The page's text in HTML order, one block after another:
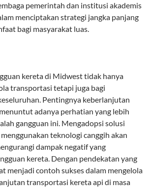
pemerintah dan institusi akademis
menciptakan strategi jangka panjang
bagi masyarakat luas.
kereta di Midwest tidak hanya
transportasi tetapi juga bagi
Pentingnya keberlanjutan
adanya perhatian yang lebih
gangguan ini. Mengadopsi solusi
teknologi canggih akan
dampak negatif yang
kereta. Dengan pendekatan yang
menjadi contoh sukses dalam mengelola
transportasi kereta api di masa